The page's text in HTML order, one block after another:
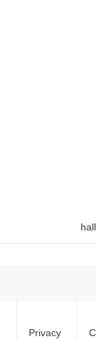
Privacy